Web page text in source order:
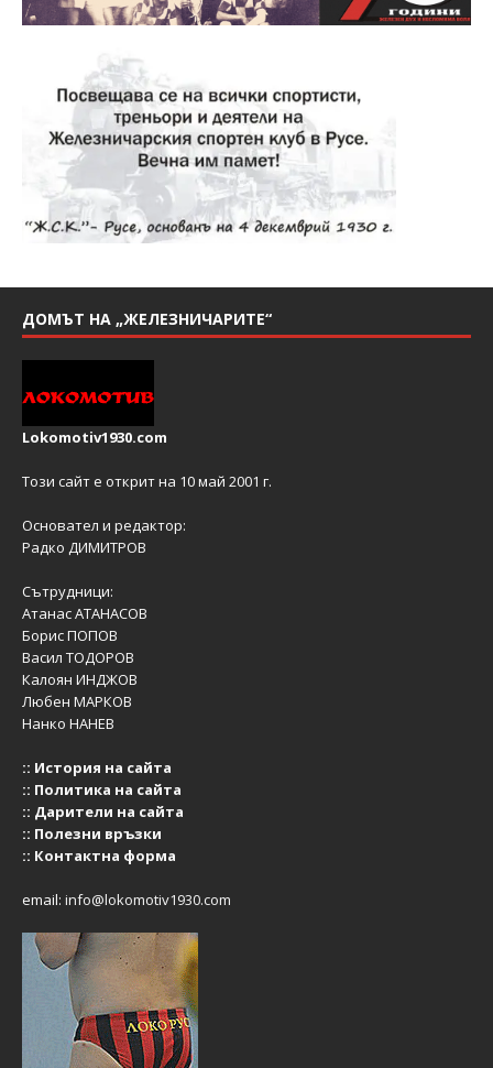
ДОМЪТ НА „ЖЕЛЕЗНИЧАРИТЕ“
Lokomotiv1930.com
Този сайт е открит на 10 май 2001 г.
Основател и редактор:
Радко ДИМИТРОВ
Сътрудници:
Атанас АТАНАСОВ
Борис ПОПОВ
Васил ТОДОРОВ
Калоян ИНДЖОВ
Любен МАРКОВ
Нанко НАНЕВ
:: История на сайта
:: Политика на сайта
:: Дарители на сайта
:: Полезни връзки
:: Контактна форма
email: info@lokomotiv1930.com